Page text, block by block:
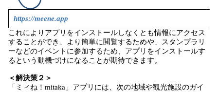
https://meene.app
これによりアプリをインストールしなくとも情報にアクセス
することができ、より簡単に閲覧するためや、スタンプラリ
ーなどのイベントに参加するため、アプリをインストールす
るという動機づけになることが期待できます。
＜解決策２＞
「ミィね！mitaka」アプリには、次の地域や観光施設のガイ